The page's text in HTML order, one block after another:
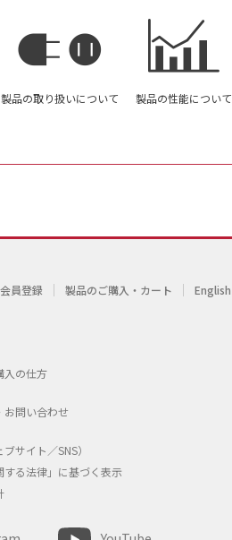
製品の取り扱いについて 製品の性能について
会員登録 製品のご購入・カート English
入の仕方
お問い合わせ
サイト／SNS）
する法律」に基づく表示